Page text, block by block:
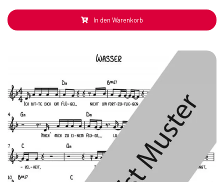
In den Warenkorb